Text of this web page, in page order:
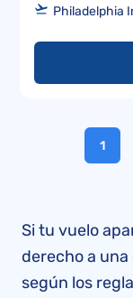
Philadelphia
1
Si tu vuelo
derecho a
según los